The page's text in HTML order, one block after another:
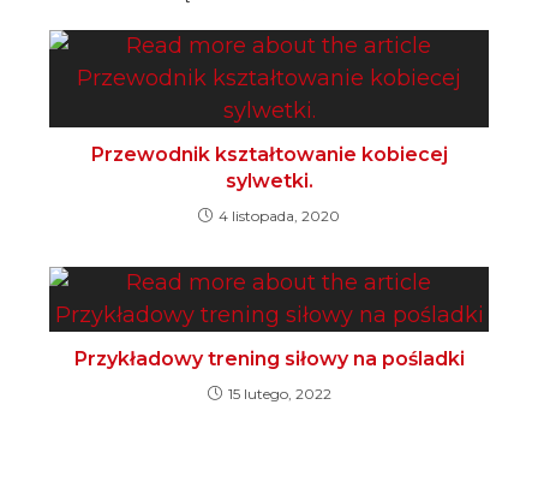
Przewodnik kształtowanie kobiecej
sylwetki.
4 listopada, 2020
Przykładowy trening siłowy na pośladki
15 lutego, 2022